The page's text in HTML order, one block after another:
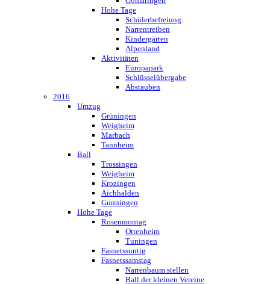
Hohe Tage
Schülerbefreiung
Narrentreiben
Kindergärten
Alpenland
Aktivitäten
Europapark
Schlüsselübergabe
Abstauben
2016
Umzug
Grüningen
Weigheim
Marbach
Tannheim
Ball
Trossingen
Weigheim
Krozingen
Aichhalden
Gunningen
Hohe Tage
Rosenmontag
Ottenheim
Tuningen
Fasnetssuntig
Fasnetssamstag
Narrenbaum stellen
Ball der kleinen Vereine